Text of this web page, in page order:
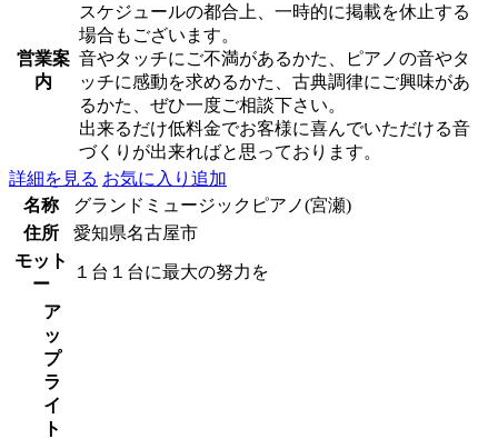
営業案
内
スケジュールの都合上、一時的に掲載を休止する
場合もございます。
音やタッチにご不満があるかた、ピアノの音やタ
ッチに感動を求めるかた、古典調律にご興味があ
るかた、ぜひ一度ご相談下さい。
出来るだけ低料金でお客様に喜んでいただける音
づくりが出来ればと思っております。
詳細を見る お気に入り追加
名称
グランドミュージックピアノ(宮瀬)
住所
愛知県名古屋市
モット
ー
１台１台に最大の努力を
ア
ッ
プ
ラ
イ
ト